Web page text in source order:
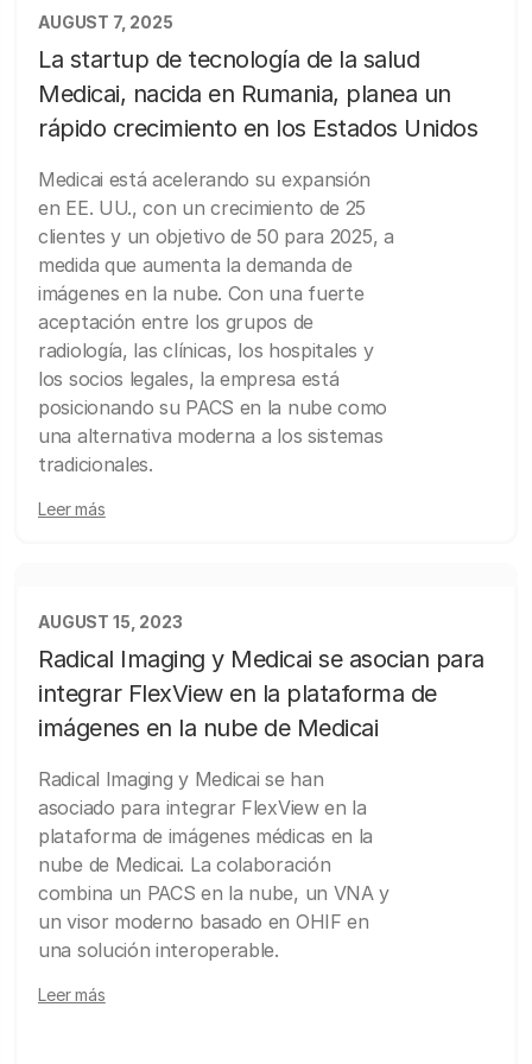
AUGUST 7, 2025
La startup de tecnología de la salud
Medicai, nacida en Rumania, planea un
rápido crecimiento en los Estados Unidos
Medicai está acelerando su expansión
en EE. UU., con un crecimiento de 25
clientes y un objetivo de 50 para 2025, a
medida que aumenta la demanda de
imágenes en la nube. Con una fuerte
aceptación entre los grupos de
radiología, las clínicas, los hospitales y
los socios legales, la empresa está
posicionando su PACS en la nube como
una alternativa moderna a los sistemas
tradicionales.
Leer más
AUGUST 15, 2023
Radical Imaging y Medicai se asocian para
integrar FlexView en la plataforma de
imágenes en la nube de Medicai
Radical Imaging y Medicai se han
asociado para integrar FlexView en la
plataforma de imágenes médicas en la
nube de Medicai. La colaboración
combina un PACS en la nube, un VNA y
un visor moderno basado en OHIF en
una solución interoperable.
Leer más